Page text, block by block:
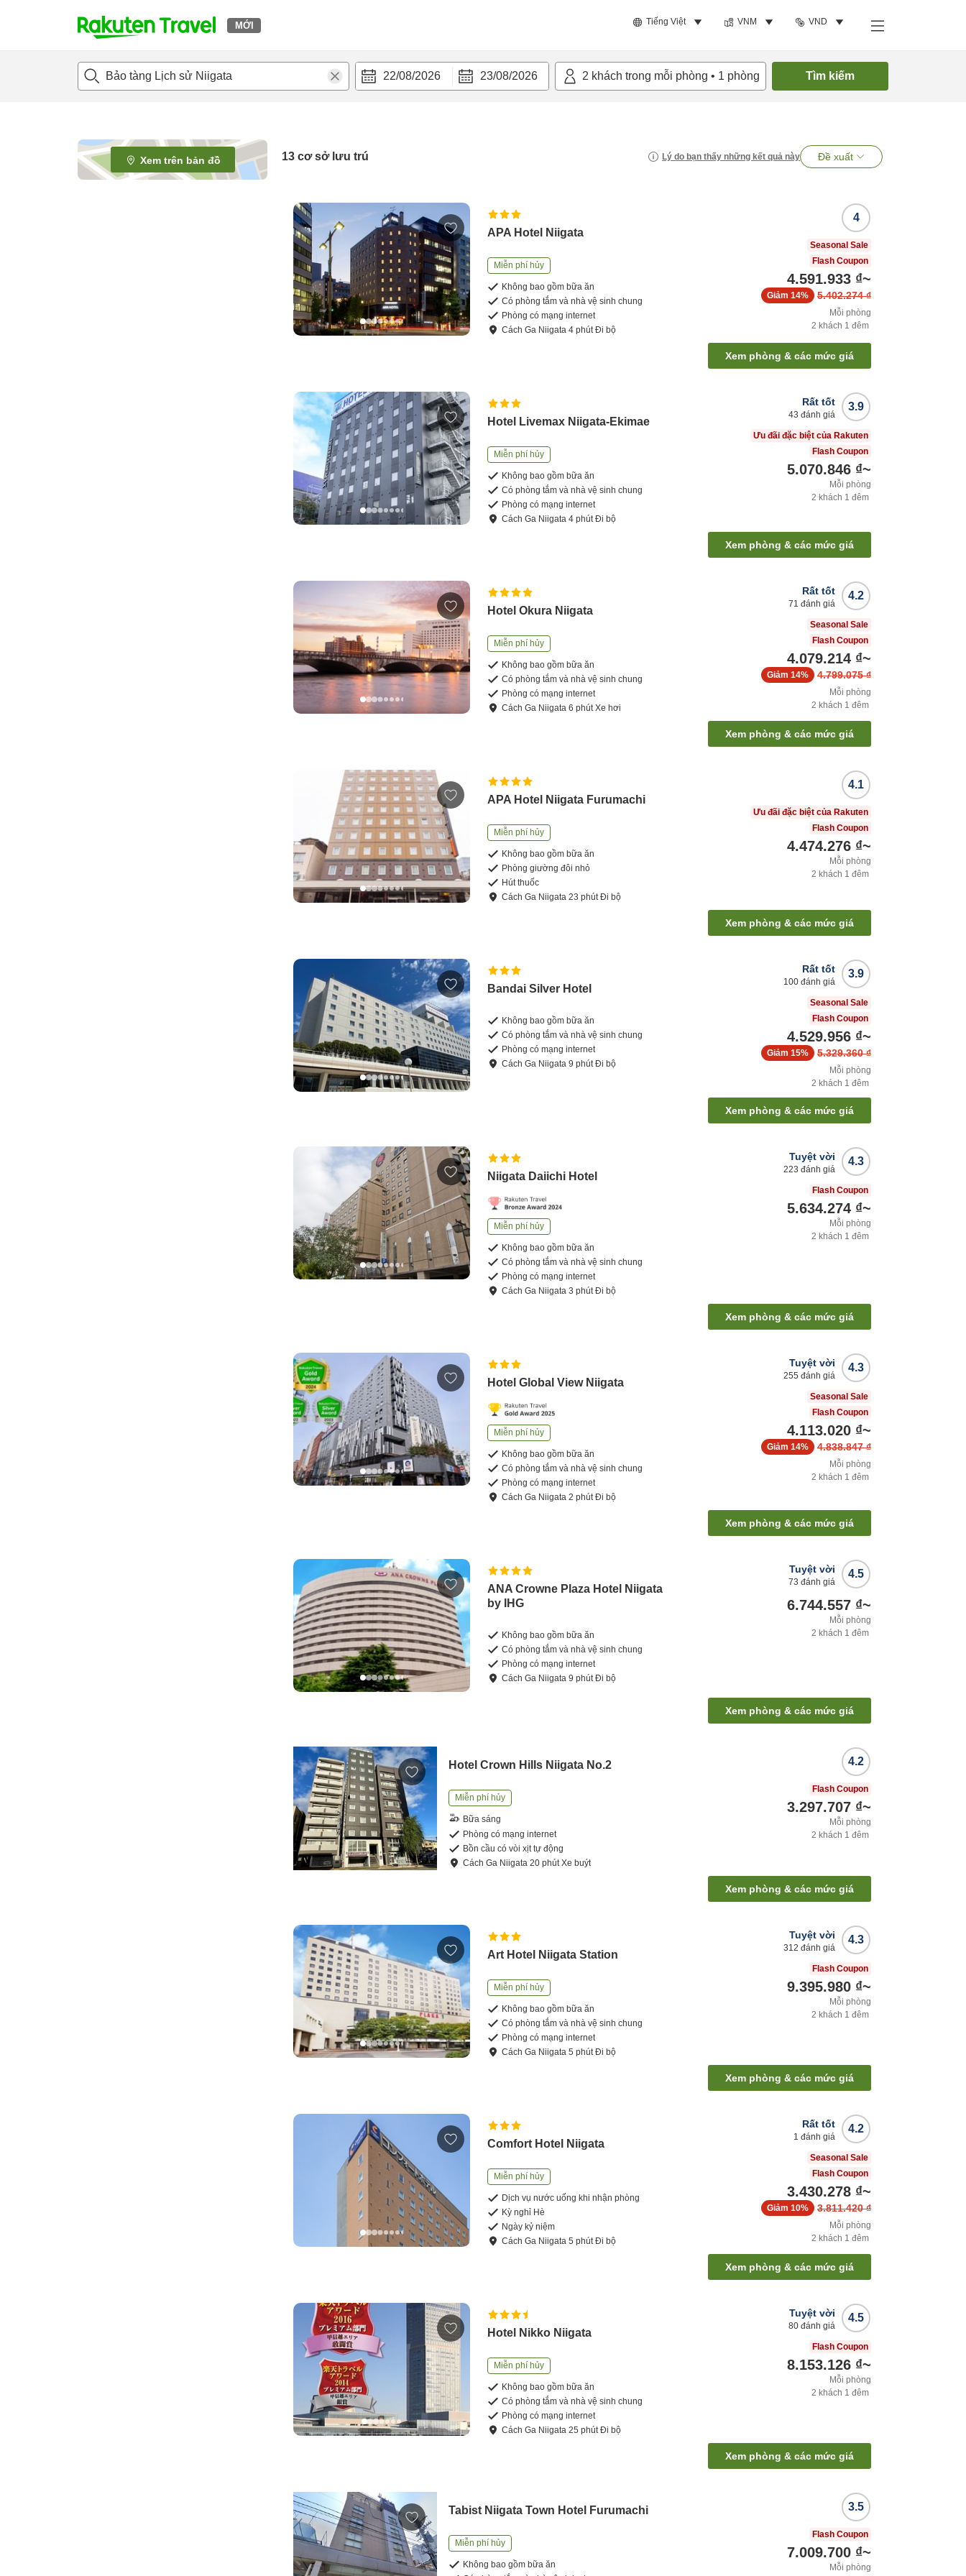
MỚI Tiếng Việt VNM VND
t
p
e
_
s
22/08/2026 23/08/2026 2 khách trong mỗi phòng • 1 phòng Tìm kiếm
Xem trên bản đồ 13 cơ sở lưu trú Lý do bạn thấy những kết quả này Đề xuất
APA Hotel Niigata
Miễn phí hủy
Không bao gồm bữa ăn
Có phòng tắm và nhà vệ sinh chung
Phòng có mạng internet
CáchGa Niigata4 phútĐi bộ
4
Seasonal Sale
Flash Coupon
4.591.933 ₫~
5.402.274 ₫
Giảm 14%
Mỗi phòng
2 khách 1 đêm
Xem phòng & các mức giá
Hotel Livemax Niigata-Ekimae
Miễn phí hủy
Không bao gồm bữa ăn
Có phòng tắm và nhà vệ sinh chung
Phòng có mạng internet
CáchGa Niigata4 phútĐi bộ
3.9
Rất tốt
43 đánh giá
Ưu đãi đặc biệt của Rakuten
Flash Coupon
5.070.846 ₫~
Mỗi phòng
2 khách 1 đêm
Xem phòng & các mức giá
Hotel Okura Niigata
Miễn phí hủy
Không bao gồm bữa ăn
Có phòng tắm và nhà vệ sinh chung
Phòng có mạng internet
CáchGa Niigata6 phútXe hơi
4.2
Rất tốt
71 đánh giá
Seasonal Sale
Flash Coupon
4.079.214 ₫~
4.799.075 ₫
Giảm 14%
Mỗi phòng
2 khách 1 đêm
Xem phòng & các mức giá
APA Hotel Niigata Furumachi
Miễn phí hủy
Không bao gồm bữa ăn
Phòng giường đôi nhỏ
Hút thuốc
CáchGa Niigata23 phútĐi bộ
4.1
Ưu đãi đặc biệt của Rakuten
Flash Coupon
4.474.276 ₫~
Mỗi phòng
2 khách 1 đêm
Xem phòng & các mức giá
Bandai Silver Hotel
Không bao gồm bữa ăn
Có phòng tắm và nhà vệ sinh chung
Phòng có mạng internet
CáchGa Niigata9 phútĐi bộ
3.9
Rất tốt
100 đánh giá
Seasonal Sale
Flash Coupon
4.529.956 ₫~
5.329.360 ₫
Giảm 15%
Mỗi phòng
2 khách 1 đêm
Xem phòng & các mức giá
Niigata Daiichi Hotel
Miễn phí hủy
Không bao gồm bữa ăn
Có phòng tắm và nhà vệ sinh chung
Phòng có mạng internet
CáchGa Niigata3 phútĐi bộ
4.3
Tuyệt vời
223 đánh giá
Flash Coupon
5.634.274 ₫~
Mỗi phòng
2 khách 1 đêm
Xem phòng & các mức giá
Hotel Global View Niigata
Miễn phí hủy
Không bao gồm bữa ăn
Có phòng tắm và nhà vệ sinh chung
Phòng có mạng internet
CáchGa Niigata2 phútĐi bộ
4.3
Tuyệt vời
255 đánh giá
Seasonal Sale
Flash Coupon
4.113.020 ₫~
4.838.847 ₫
Giảm 14%
Mỗi phòng
2 khách 1 đêm
Xem phòng & các mức giá
ANA Crowne Plaza Hotel Niigata
by IHG
Không bao gồm bữa ăn
Có phòng tắm và nhà vệ sinh chung
Phòng có mạng internet
CáchGa Niigata9 phútĐi bộ
4.5
Tuyệt vời
73 đánh giá
6.744.557 ₫~
Mỗi phòng
2 khách 1 đêm
Xem phòng & các mức giá
Hotel Crown Hills Niigata No.2
Miễn phí hủy
Bữa sáng
Phòng có mạng internet
Bồn cầu có vòi xịt tự động
CáchGa Niigata20 phútXe buýt
4.2
Flash Coupon
3.297.707 ₫~
Mỗi phòng
2 khách 1 đêm
Xem phòng & các mức giá
Art Hotel Niigata Station
Miễn phí hủy
Không bao gồm bữa ăn
Có phòng tắm và nhà vệ sinh chung
Phòng có mạng internet
CáchGa Niigata5 phútĐi bộ
4.3
Tuyệt vời
312 đánh giá
Flash Coupon
9.395.980 ₫~
Mỗi phòng
2 khách 1 đêm
Xem phòng & các mức giá
Comfort Hotel Niigata
Miễn phí hủy
Dịch vụ nước uống khi nhận phòng
Kỳ nghỉ Hè
Ngày kỷ niệm
CáchGa Niigata5 phútĐi bộ
4.2
Rất tốt
1 đánh giá
Seasonal Sale
Flash Coupon
3.430.278 ₫~
3.811.420 ₫
Giảm 10%
Mỗi phòng
2 khách 1 đêm
Xem phòng & các mức giá
Hotel Nikko Niigata
Miễn phí hủy
Không bao gồm bữa ăn
Có phòng tắm và nhà vệ sinh chung
Phòng có mạng internet
CáchGa Niigata25 phútĐi bộ
4.5
Tuyệt vời
80 đánh giá
Flash Coupon
8.153.126 ₫~
Mỗi phòng
2 khách 1 đêm
Xem phòng & các mức giá
Tabist Niigata Town Hotel Furumachi
Miễn phí hủy
Không bao gồm bữa ăn
3.5
Flash Coupon
7.009.700 ₫~
Mỗi phòng